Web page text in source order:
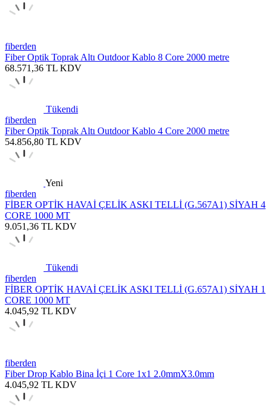
fiberden
Fiber Optik Toprak Altı Outdoor Kablo 8 Core 2000 metre
68.571,36 TL KDV
Tükendi
fiberden
Fiber Optik Toprak Altı Outdoor Kablo 4 Core 2000 metre
54.856,80 TL KDV
Yeni
fiberden
FİBER OPTİK HAVAİ ÇELİK ASKI TELLİ (G.567A1) SİYAH 4
CORE 1000 MT
9.051,36 TL KDV
Tükendi
fiberden
FİBER OPTİK HAVAİ ÇELİK ASKI TELLİ (G.657A1) SİYAH 1
CORE 1000 MT
4.045,92 TL KDV
fiberden
Fiber Drop Kablo Bina İçi 1 Core 1x1 2.0mmX3.0mm
4.045,92 TL KDV